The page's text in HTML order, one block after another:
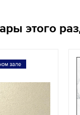
этого
зале